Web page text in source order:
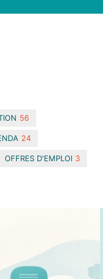
56
24
OFFRES D'EMPLOI 3